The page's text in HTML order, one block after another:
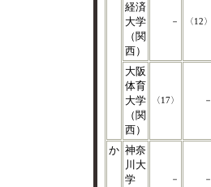
経済
大学
（関
西）
－ 〈12〉
大阪
体育
大学
（関
西）
〈17〉 －
か 神奈
川大
学
－ －